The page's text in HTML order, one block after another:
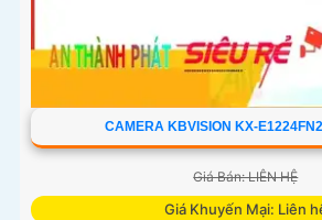
CAMERA KBVISION KX-
Giá Bán: LIÊN HỆ
Giá Khuyến Mại: Liên